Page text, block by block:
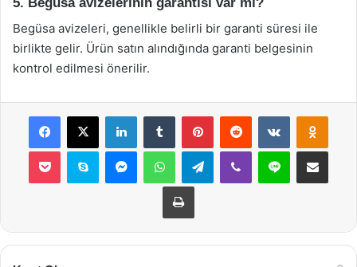
Begüsa avizeleri, genellikle belirli bir garanti süresi ile
birlikte gelir. Ürün satın alındığında garanti belgesinin
kontrol edilmesi önerilir.
Facebook
X LinkedInTumblr PinterestReddit VKontakte
Pocket Skype MessengerWhatsAppTelegramViber Line E-Posta ile
Yazdır